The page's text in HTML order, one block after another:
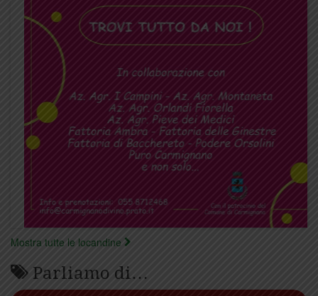
Mostra tutte le locandine
Parliamo di…